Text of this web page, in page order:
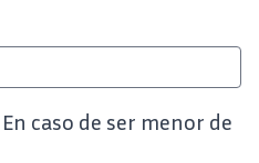
caso de ser menor de